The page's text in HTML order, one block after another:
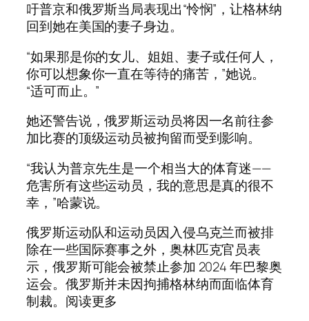
吁普京和俄罗斯当局表现出“怜悯”，让格林纳
回到她在美国的妻子身边。
“如果那是你的女儿、姐姐、妻子或任何人，
你可以想象你一直在等待的痛苦，”她说。
“适可而止。”
她还警告说，俄罗斯运动员将因一名前往参
加比赛的顶级运动员被拘留而受到影响。
“我认为普京先生是一个相当大的体育迷——
危害所有这些运动员，我的意思是真的很不
幸，”哈蒙说。
俄罗斯运动队和运动员因入侵乌克兰而被排
除在一些国际赛事之外，奥林匹克官员表
示，俄罗斯可能会被禁止参加 2024 年巴黎奥
运会。俄罗斯并未因拘捕格林纳而面临体育
制裁。阅读更多